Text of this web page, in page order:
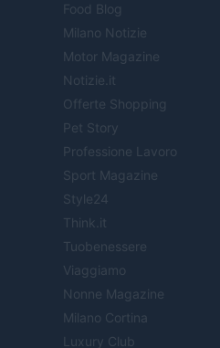
Food Blog
Milano Notizie
Motor Magazine
Notizie.it
Offerte Shopping
Pet Story
Professione Lavoro
Sport Magazine
Style24
Think.it
Tuobenessere
Viaggiamo
Nonne Magazine
Milano Cortina
Luxury Club